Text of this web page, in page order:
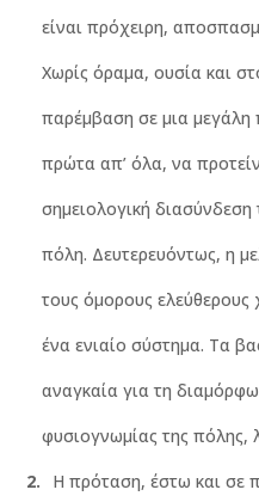
είναι πρόχειρη,
Χωρίς όραμα, ουσία και
παρέμβαση σε μια μεγάλη
πρώτα απ’ όλα, να
σημειολογική διασύνδεση
πόλη. Δευτερευόντως, η
τους όμορους
ένα ενιαίο σύστημα. Τα
αναγκαία για τη
φυσιογνωμίας της πόλης,
Η πρόταση, έστω και σε